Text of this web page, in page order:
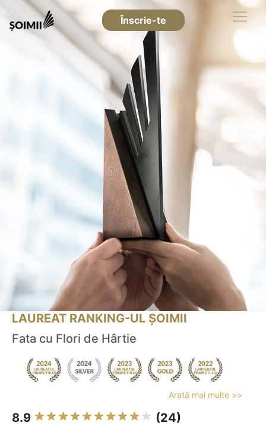
Înscrie-te
LAUREAT RANKING-UL ȘOIMII
Fata cu Flori de Hârtie
Arată mai multe >>
8.9 (24)